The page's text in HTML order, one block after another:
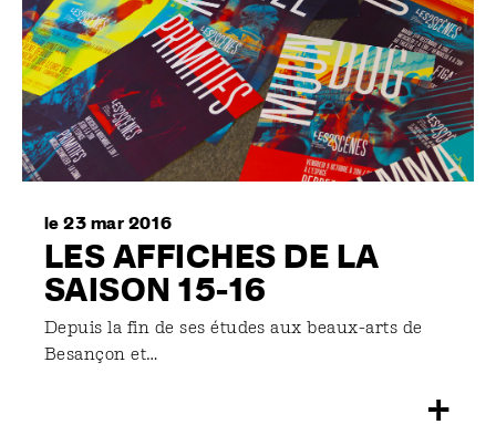
le 23 mar 2016
LES AFFICHES DE LA
SAISON 15-16
Depuis la fin de ses études aux beaux-arts de
Besançon et…
+